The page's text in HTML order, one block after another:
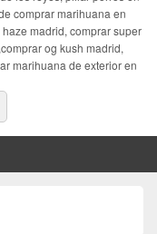
comprar marihuana en
madrid, comprar super
og kush madrid,
marihuana de exterior en